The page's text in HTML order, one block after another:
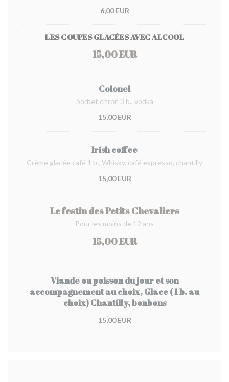
6,00 EUR
LES COUPES GLACÉES AVEC ALCOOL
15,00 EUR
Colonel
Sorbet citron 3 b., vodka
15,00 EUR
Irish coffee
Crème glacée café 1 b., Whisky, café expresso, chantilly
15,00 EUR
Le festin des Petits Chevaliers
Pour les moins de 12 ans
15,00 EUR
Viande ou poisson du jour et son
accompagnement au choix, Glace ( 1 b. au
choix) Chantilly, bonbons
15,00 EUR